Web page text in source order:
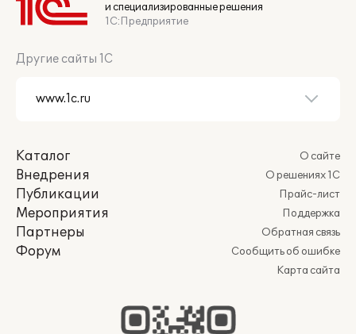
и специализированные решения
1С:Предприятие
Другие сайты 1С
Каталог
Внедрения
Публикации
Мероприятия
Партнеры
Форум
О сайте
О решениях 1С
Прайс-лист
Поддержка
Обратная связь
Сообщить об ошибке
Карта сайта